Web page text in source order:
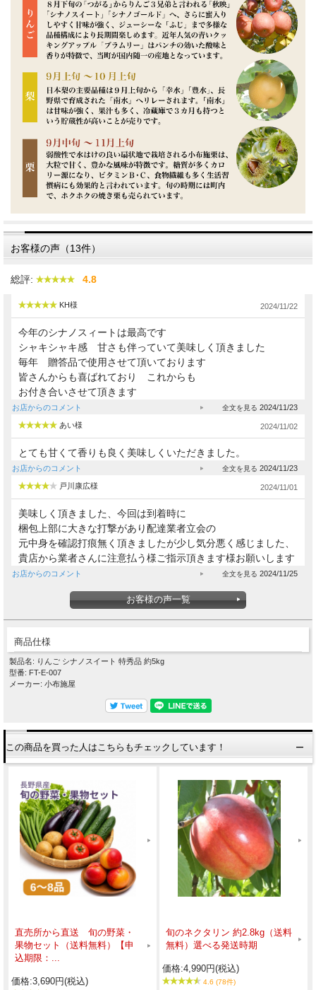
お客様の声（13件）
総評: 4.8
KH様 2024/11/22
今年のシナノスィートは最高です
シャキシャキ感 甘さも伴っていて美味しく頂きました
毎年 贈答品で使用させて頂いております
皆さんからも喜ばれており これからも
お付き合いさせて頂きます
お店からのコメント 2024/11/23
あい様 2024/11/02
とても甘くて香りも良く美味しくいただきました。
お店からのコメント 2024/11/23
戸川康広様 2024/11/01
美味しく頂きました、今回は到着時に
梱包上部に大きな打撃があり配達業者立会の
元中身を確認打痕無く頂きましたが少し気分悪く感じました、
貴店から業者さんに注意払う様ご指示頂きます様お願いします
お店からのコメント 2024/11/25
お客様の声一覧
商品仕様
製品名: りんご シナノスイート 特秀品 約5kg
型番: FT-E-007
メーカー: 小布施屋
この商品を買った人はこちらもチェックしています！
直売所から直送 旬の野菜・
果物セット（送料無料）【申
込期限：...
価格:3,690円(税込)
旬のネクタリン 約2.8kg（送料
無料）選べる発送時期
価格:4,990円(税込)
4.6 (78件)